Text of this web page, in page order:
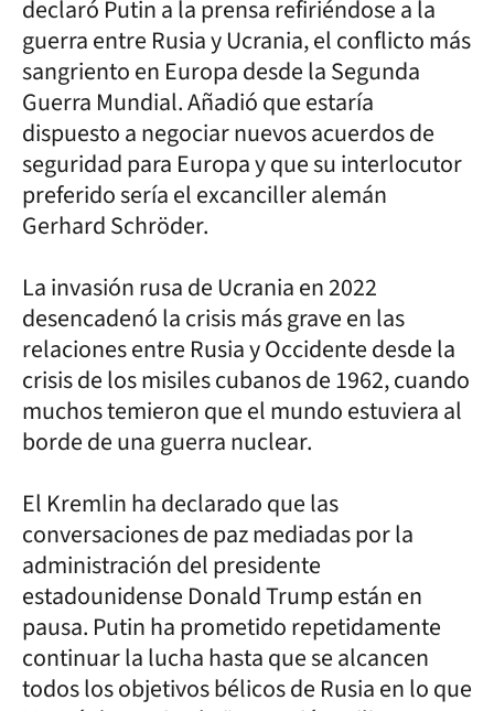
declaró Putin a la prensa refiriéndose a la
guerra entre Rusia y Ucrania, el conflicto más
sangriento en Europa desde la Segunda
Guerra Mundial. Añadió que estaría
dispuesto a negociar nuevos acuerdos de
seguridad para Europa y que su interlocutor
preferido sería el excanciller alemán
Gerhard Schröder.
La invasión rusa de Ucrania en 2022
desencadenó la crisis más grave en las
relaciones entre Rusia y Occidente desde la
crisis de los misiles cubanos de 1962, cuando
muchos temieron que el mundo estuviera al
borde de una guerra nuclear.
El Kremlin ha declarado que las
conversaciones de paz mediadas por la
administración del presidente
estadounidense Donald Trump están en
pausa. Putin ha prometido repetidamente
continuar la lucha hasta que se alcancen
todos los objetivos bélicos de Rusia en lo que